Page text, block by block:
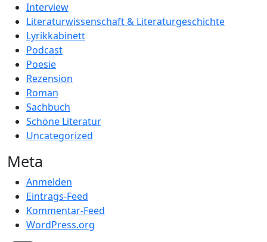
Interview
Literaturwissenschaft & Literaturgeschichte
Lyrikkabinett
Podcast
Poesie
Rezension
Roman
Sachbuch
Schöne Literatur
Uncategorized
Meta
Anmelden
Eintrags-Feed
Kommentar-Feed
WordPress.org